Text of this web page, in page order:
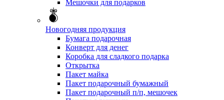
Мешочки для подарков
Новогодняя продукция
Бумага подарочная
Конверт для денег
Коробка для сладкого подарка
Открытка
Пакет майка
Пакет подарочный бумажный
Пакет подарочный п/п, мешочек